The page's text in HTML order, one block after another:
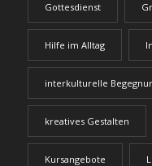
Gottesdienst
Hilfe im Alltag
interkulturelle
kreatives Gestalten
Kursangebote